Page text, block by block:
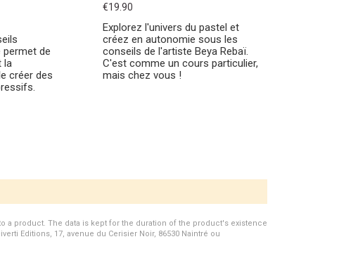
permet de
la
créer des
€19.90
Explorez l'univers du pastel et
créez en autonomie sous les
conseils de l'artiste Beya Rebaï.
C'est comme un cours particulier,
mais chez vous !
a product. The data is kept for the duration of the product's existence
Editions, 17, avenue du Cerisier Noir, 86530 Naintré ou